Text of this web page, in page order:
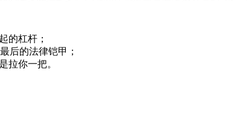
的杠杆；
后的法律铠甲；
拉你一把。